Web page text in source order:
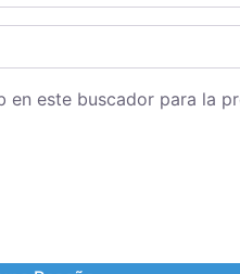
este buscador para la